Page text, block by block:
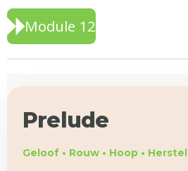
Module 12
Prelude
Geloof • Rouw • Hoop • Herstel